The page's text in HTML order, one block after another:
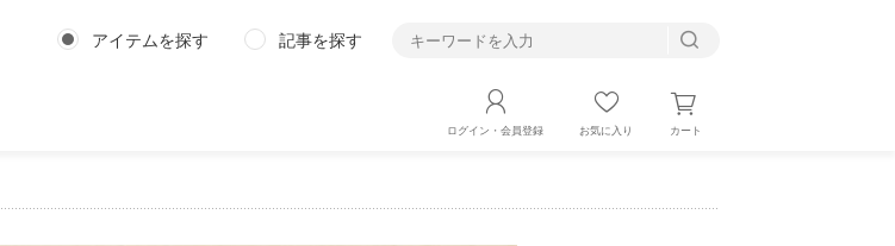
アイテムを探す 記事を探す
ログイン・会員登録 お気に入り カート